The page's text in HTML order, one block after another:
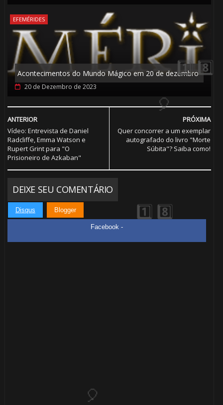
EFEMÉRIDES
Acontecimentos do Mundo Mágico em 20 de dezembro
20 de Dezembro de 2023
PRÓXIMA
Quer concorrer a um exemplar
autografado do livro "Morte
Súbita"? Saiba como!
ANTERIOR
Vídeo: Entrevista de Daniel
Radcliffe, Emma Watson e
Rupert Grint para "O
Prisioneiro de Azkaban"
DEIXE SEU COMENTÁRIO
Disqus Blogger
Facebook -
⚡